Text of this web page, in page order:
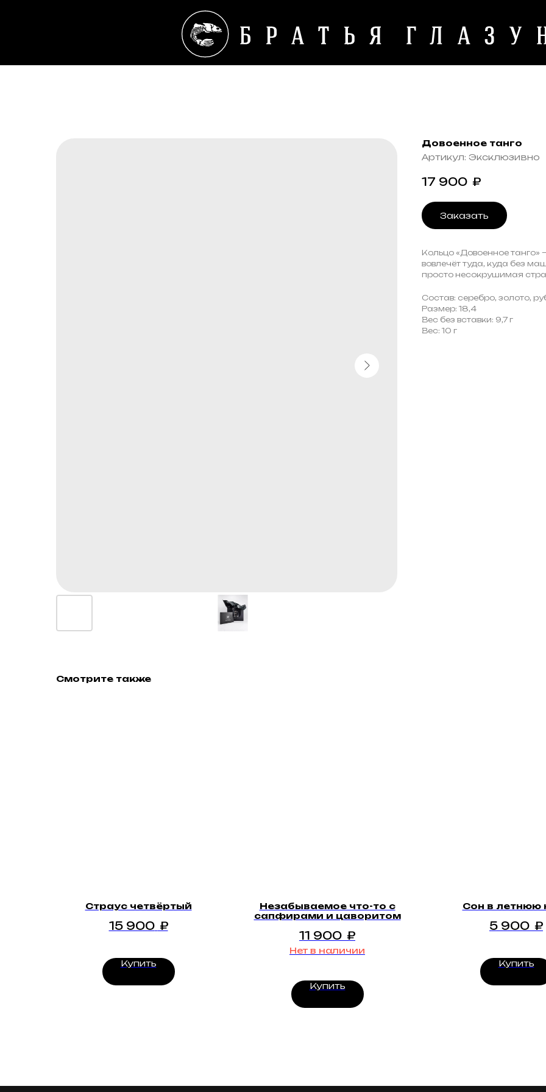
Довоенное танго
Артикул: Эксклюзивно
17 900 ₽
Заказать
Кольцо «Довоенное
вовлечёт туда, куда без
просто несокрушимая
Состав: серебро, золото,
Размер: 18,4
Вес без вставки: 9,7 г
Вес: 10 г
Смотрите также
Страус четвёртый
15 900 ₽
Купить
Незабываемое что-то с
сапфирами и цаворитом
11 900 ₽
Нет в наличии
Купить
Сон в летнюю
5 900 ₽
Купить